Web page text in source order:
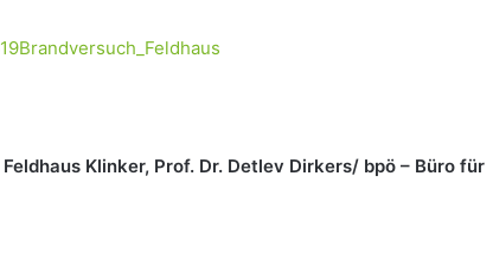
Klinker, Prof. Dr. Detlev Dirkers/ bpö – Büro für